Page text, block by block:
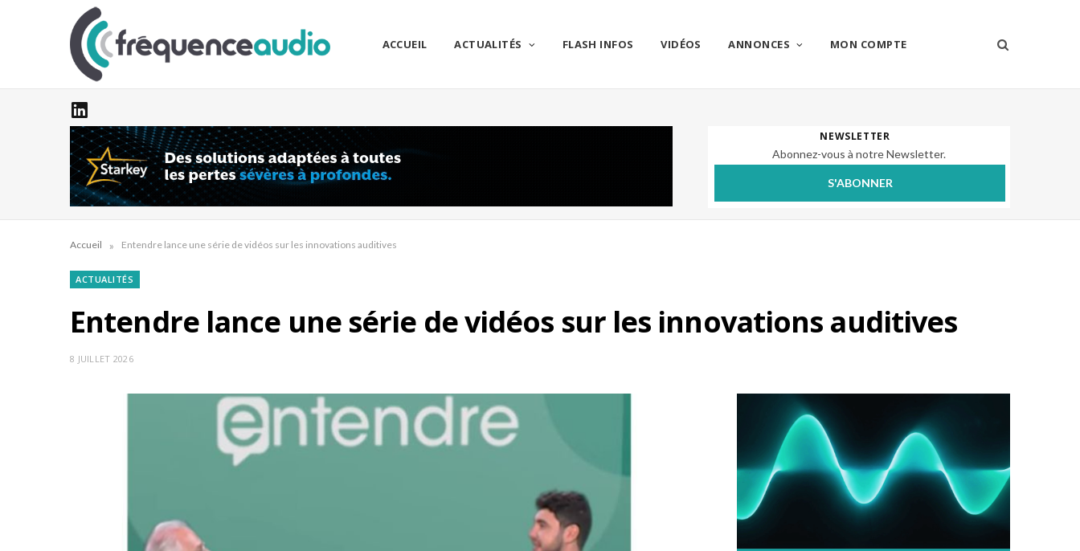
ACCUEIL ACTUALITÉS FLASH INFOS VIDÉOS ANNONCES MON COMPTE
NEWSLETTER
Abonnez-vous à notre Newsletter.
S'ABONNER
Accueil » Entendre lance une série de vidéos sur les innovations auditives
ACTUALITÉS
Entendre lance une série de vidéos sur les innovations auditives
8 JUILLET 2026